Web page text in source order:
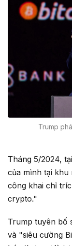
Trump
Tháng 5/2024,
của mình tại khu
công khai chỉ
crypto."
Trump tuyên bố
và "siêu cường